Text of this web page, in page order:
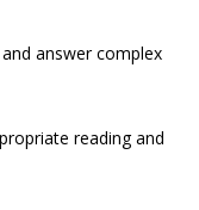
answer complex
reading and